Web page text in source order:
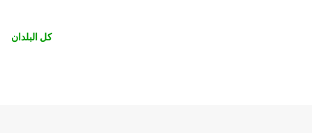
كل البلدان